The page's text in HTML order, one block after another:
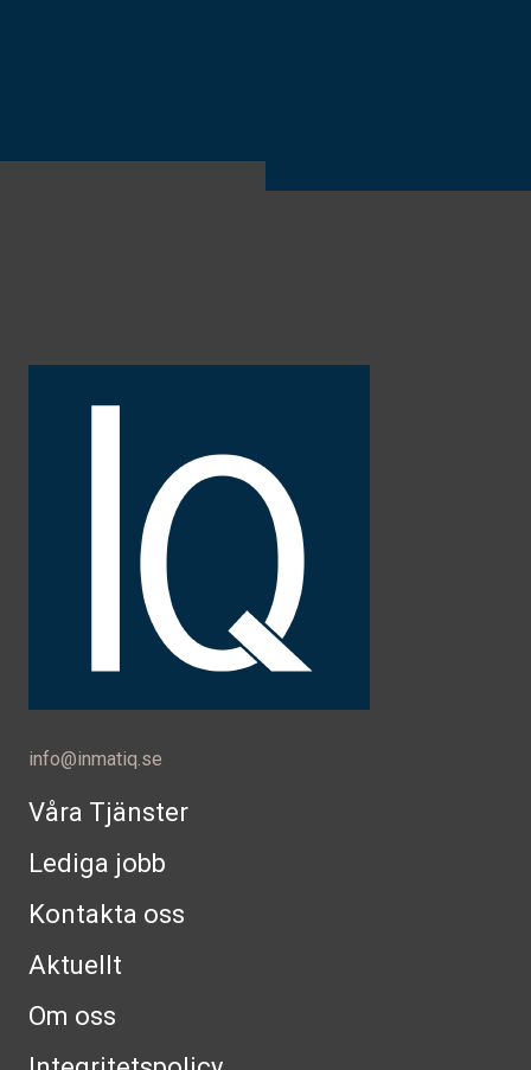
info@inmatiq.se
Våra Tjänster
Lediga jobb
Kontakta oss
Aktuellt
Om oss